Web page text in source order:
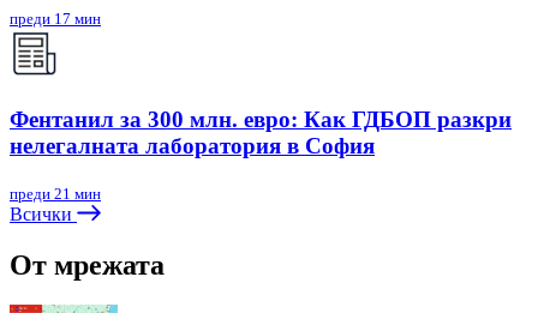
преди 17 мин
Фентанил за 300 млн. евро: Как ГДБОП разкри
нелегалната лаборатория в София
преди 21 мин
Всички
От мрежата